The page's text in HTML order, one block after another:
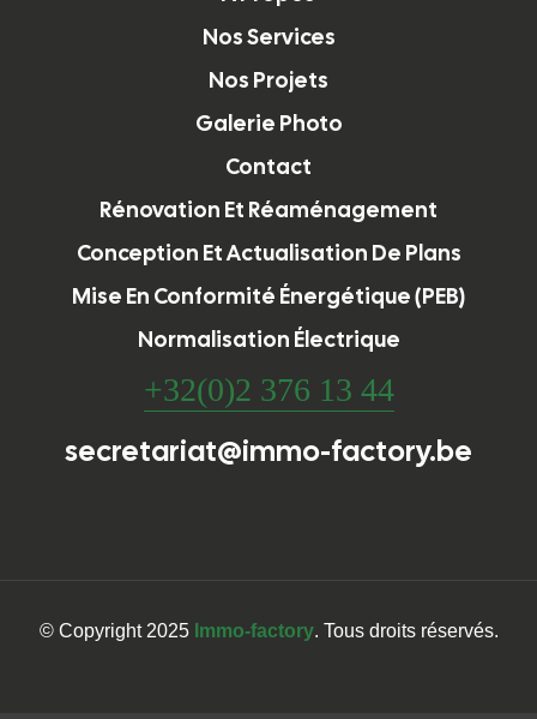
Nos Services
Nos Projets
Galerie Photo
Contact
Rénovation Et Réaménagement
Conception Et Actualisation De Plans
Mise En Conformité Énergétique (PEB)
Normalisation Électrique
+32(0)2 376 13 44
secretariat@immo-factory.be
© Copyright 2025 Immo-factory. Tous droits réservés.